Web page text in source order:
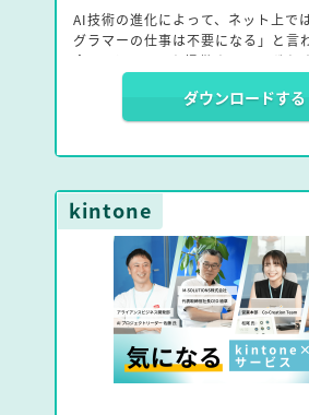
AI技術の進化によって、ネット上で
グラマーの仕事は不要になる」と言
今回、kintoneを提供するサイボウ
発実績を評価されたエンタープライ
る、アールスリーインスティテュー
と、M-SOLUTIONS代表の植草に
お二人の視点から、AIを活用した
発の未来像や、ユーザーにとっての
またプロのエンジニアとしてどのよ
いくべきかについて語り合った。
ダウンロードする
kintone